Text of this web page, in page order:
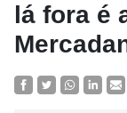
lá fora é